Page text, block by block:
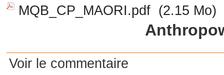
MQB_CP_MAORI.pdf (2.15 Mo)
Voir le commentaire